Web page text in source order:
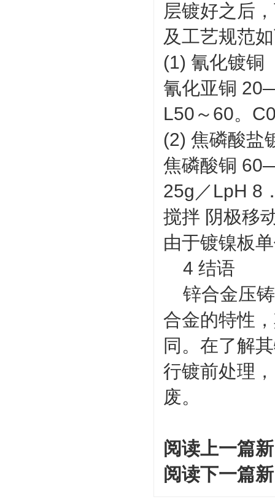
层镀好之后
及工艺规范
(1) 氰化镀铜
氰化亚铜
L50～60。
(2) 焦磷酸盐
焦磷酸铜
25g／LpH 8
搅拌 阴极移
由于镀镍板
4 结语
锌合金压铸
合金的特性
同。在了解
行镀前处理
废。
阅读上一篇
阅读下一篇